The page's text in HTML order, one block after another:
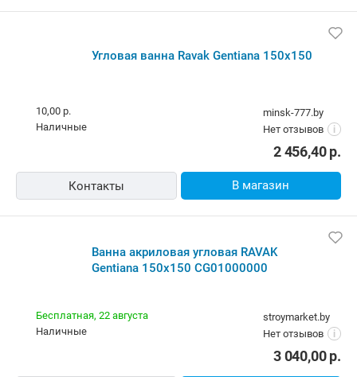
Угловая ванна Ravak Gentiana 150x150
minsk-777.by
Нет отзывов
i
10,00 р.
наличные
2 456,40р.
Контакты В магазин
Ванна акриловая угловая RAVAK
Gentiana 150x150 CG01000000
stroymarket.by
Нет отзывов
i
Бесплатная, 22 августа
наличные
3 040,00р.